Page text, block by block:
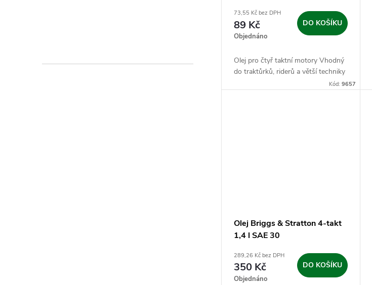
u
73,55 Kč bez DPH
89 Kč
Objednáno
DO KOŠÍKU
Olej pro čtyř taktní motory Vhodný
do traktůrků, riderů a větší techniky
Kód:9657
Olej Briggs & Stratton 4-takt
1,4 l SAE 30
289,26 Kč bez DPH
350 Kč
Objednáno
DO KOŠÍKU